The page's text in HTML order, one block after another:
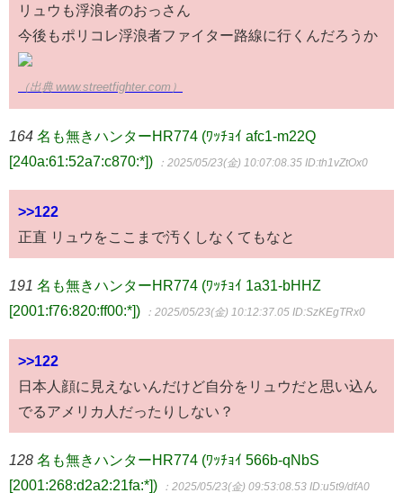
リュウも浮浪者のおっさん
今後もポリコレ浮浪者ファイター路線に行くんだろうか
（出典 www.streetfighter.com）
164 名も無きハンターHR774 (ﾜｯﾁｮｲ afc1-m22Q
[240a:61:52a7:c870:*])
：2025/05/23(金) 10:07:08.35 ID:th1vZtOx0
>>122
正直 リュウをここまで汚くしなくてもなと
191 名も無きハンターHR774 (ﾜｯﾁｮｲ 1a31-bHHZ
[2001:f76:820:ff00:*])
：2025/05/23(金) 10:12:37.05 ID:SzKEgTRx0
>>122
日本人顔に見えないんだけど自分をリュウだと思い込ん
でるアメリカ人だったりしない？
128 名も無きハンターHR774 (ﾜｯﾁｮｲ 566b-qNbS
[2001:268:d2a2:21fa:*])
：2025/05/23(金) 09:53:08.53 ID:u5t9/dfA0